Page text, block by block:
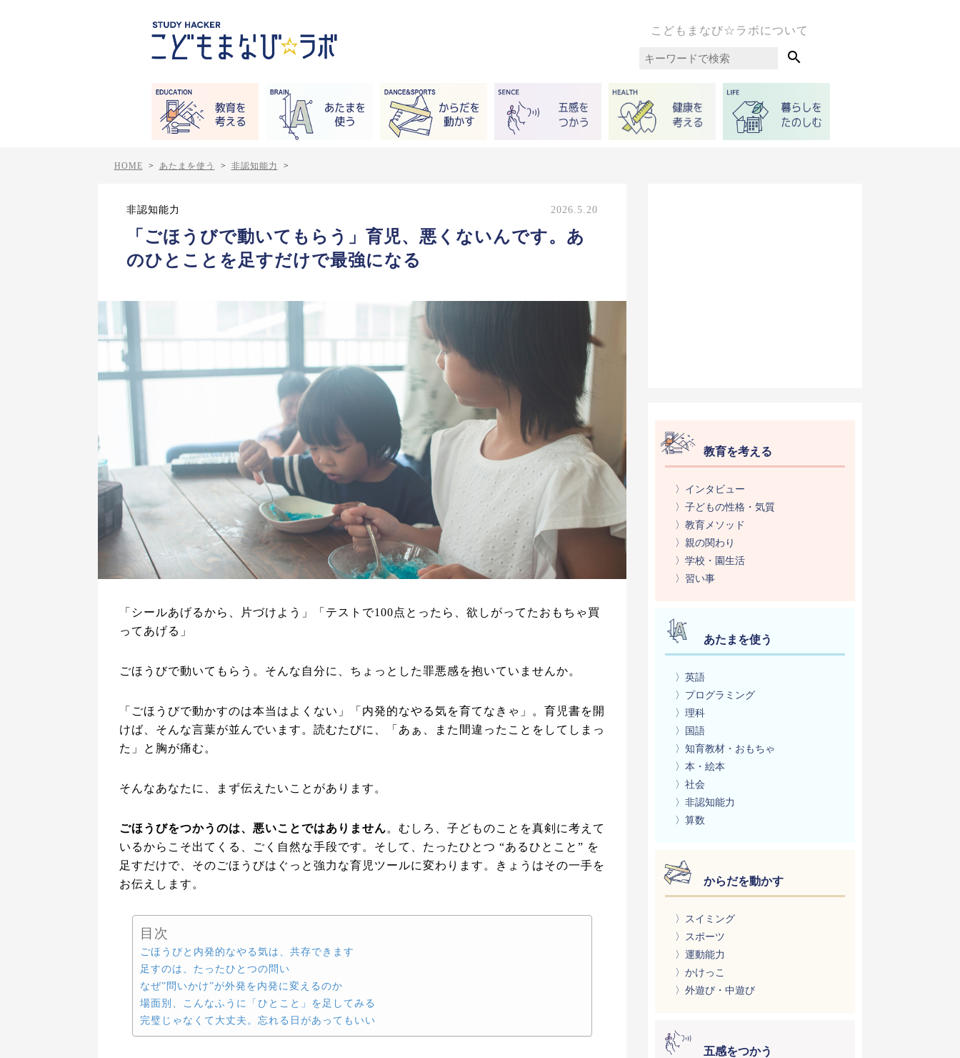
こどもまなび☆ラボについて

HOME > あたまを使う > 非認知能力 >
非認知能力 2026.5.20
「ごほうびで動いてもらう」育児、悪くないんです。あ
のひとことを足すだけで最強になる
「シールあげるから、片づけよう」「テストで100点とったら、欲しがってたおもちゃ買
ってあげる」
ごほうびで動いてもらう。そんな自分に、ちょっとした罪悪感を抱いていませんか。
「ごほうびで動かすのは本当はよくない」「内発的なやる気を育てなきゃ」。育児書を開
けば、そんな言葉が並んでいます。読むたびに、「あぁ、また間違ったことをしてしまっ
た」と胸が痛む。
そんなあなたに、まず伝えたいことがあります。
ごほうびをつかうのは、悪いことではありません。むしろ、子どものことを真剣に考えて
いるからこそ出てくる、ごく自然な手段です。そして、たったひとつ “あるひとこと” を
足すだけで、そのごほうびはぐっと強力な育児ツールに変わります。きょうはその一手を
お伝えします。
目次
ごほうびと内発的なやる気は、共存できます
足すのは、たったひとつの問い
なぜ”問いかけ”が外発を内発に変えるのか
場面別、こんなふうに「ひとこと」を足してみる
完璧じゃなくて大丈夫。忘れる日があってもいい
教育を考える
〉インタビュー
〉子どもの性格・気質
〉教育メソッド
〉親の関わり
〉学校・園生活
〉習い事
あたまを使う
〉英語
〉プログラミング
〉理科
〉国語
〉知育教材・おもちゃ
〉本・絵本
〉社会
〉非認知能力
〉算数
からだを動かす
〉スイミング
〉スポーツ
〉運動能力
〉かけっこ
〉外遊び・中遊び
五感をつかう